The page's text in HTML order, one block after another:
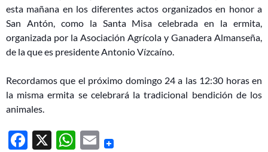
esta mañana en los diferentes actos organizados en honor a
San Antón, como la Santa Misa celebrada en la ermita,
organizada por la Asociación Agrícola y Ganadera Almanseña,
de la que es presidente Antonio Vízcaíno.
Recordamos que el próximo domingo 24 a las 12:30 horas en
la misma ermita se celebrará la tradicional bendición de los
animales.
F
X
W E